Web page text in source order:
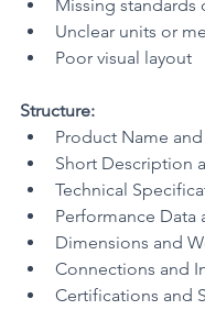
Missing standards
Unclear units or
Poor visual layout
Structure:
Product Name
Short Description
Technical
Performance Data
Dimensions and
Connections and
Certifications and